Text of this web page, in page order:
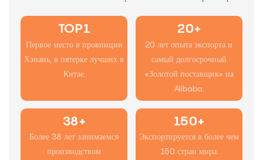
TOP1
Первое место в провинции
Хэнань, в пятерке лучших в
Китае.
20+
20 лет опыта экспорта и
самый долгосрочный
«Золотой поставщик» на
Alibaba.
38+
Более 38 лет занимаемся
производством
150+
Экспортируется в более чем
150 стран мира.